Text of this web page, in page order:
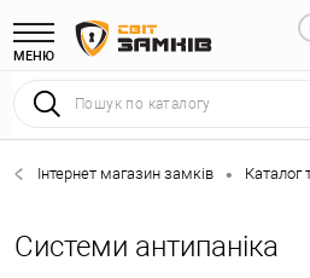
МЕНЮ
Інтернет магазин замків • Каталог
Системи антипаніка